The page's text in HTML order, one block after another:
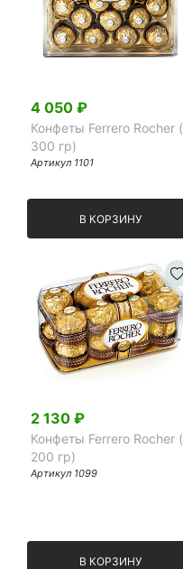
4 050 ₽
Конфеты Ferrero Rocher (
300 гр)
Артикул 1101
В КОРЗИНУ
2 130 ₽
Конфеты Ferrero Rocher (
200 гр)
Артикул 1099
В КОРЗИНУ